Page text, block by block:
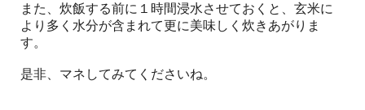
また、炊飯する前に１時間浸水させておくと、玄米に
より多く水分が含まれて更に美味しく炊きあがりま
す。
是非、マネしてみてくださいね。